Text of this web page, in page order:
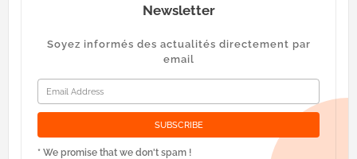
Newsletter
Soyez informés des actualités directement par
email
* We promise that we don't spam !